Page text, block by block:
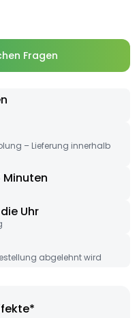
Fragen
– Lieferung innerhalb
Minuten
Uhr
abgelehnt wird